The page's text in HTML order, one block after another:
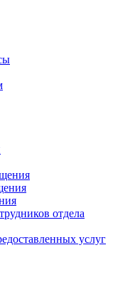
отдела
услуг